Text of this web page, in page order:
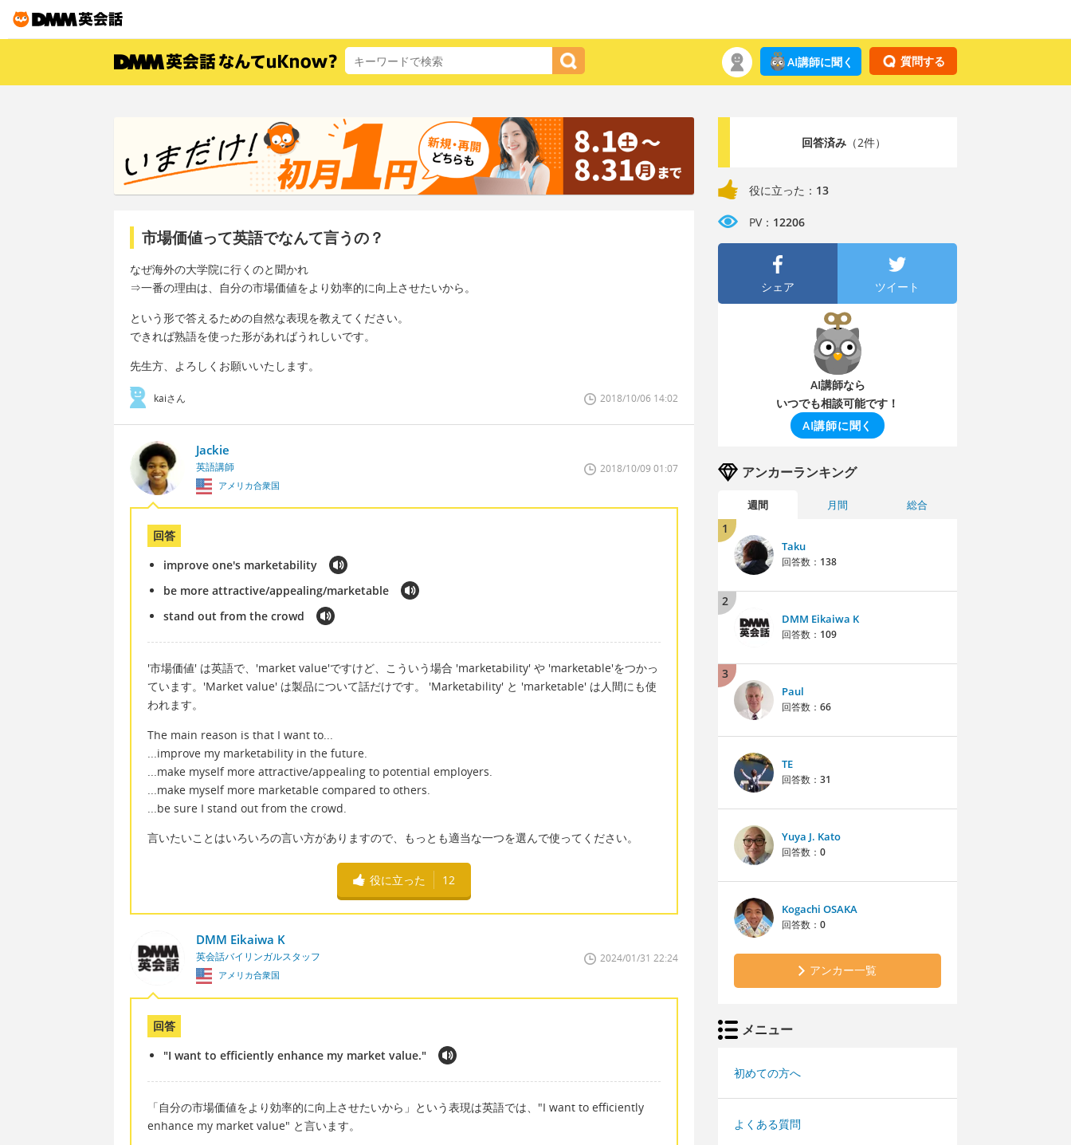
質問する
AI講師に聞く
市場価値って英語でなんて言うの？
なぜ海外の大学院に行くのと聞かれ
⇒一番の理由は、自分の市場価値をより効率的に向上させたいから。
という形で答えるための自然な表現を教えてください。
できれば熟語を使った形があればうれしいです。
先生方、よろしくお願いいたします。
kaiさん 2018/10/06 14:02
Jackie
英語講師
アメリカ合衆国
2018/10/09 01:07
回答
improve one's marketability
be more attractive/appealing/marketable
stand out from the crowd
'市場価値' は英語で、'market value'ですけど、こういう場合 'marketability' や 'marketable'をつかっ
ています。'Market value' は製品について話だけです。 'Marketability' と 'marketable' は人間にも使
われます。
The main reason is that I want to...
...improve my marketability in the future.
...make myself more attractive/appealing to potential employers.
...make myself more marketable compared to others.
...be sure I stand out from the crowd.
言いたいことはいろいろの言い方がありますので、もっとも適当な一つを選んで使ってください。
役に立った 12
DMM Eikaiwa K
英会話バイリンガルスタッフ
アメリカ合衆国
2024/01/31 22:24
回答
"I want to efficiently enhance my market value."
「自分の市場価値をより効率的に向上させたいから」という表現は英語では、"I want to efficiently
enhance my market value" と言います。
回答済み（2件）
役に立った： 13
PV： 12206
シェア ツイート
AI講師なら
いつでも相談可能です！
AI講師に聞く
アンカーランキング
週間 月間 総合
1
Taku
回答数： 138
2
DMM Eikaiwa K
回答数： 109
3
Paul
回答数： 66
TE
回答数： 31
Yuya J. Kato
回答数： 0
Kogachi OSAKA
回答数： 0
アンカー一覧
メニュー
初めての方へ
よくある質問